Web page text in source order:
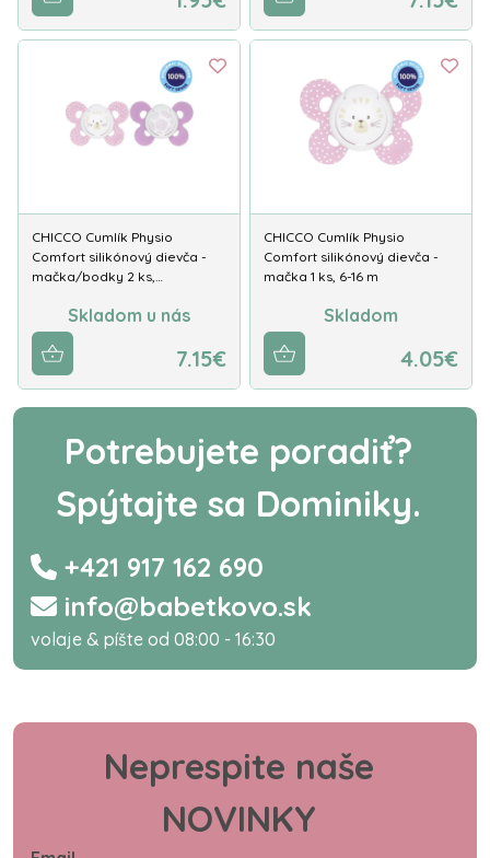
CHICCO Cumlík Physio
Comfort silikónový dievča -
mačka/bodky 2 ks,…
Skladom u nás
7.15€
CHICCO Cumlík Physio
Comfort silikónový dievča -
mačka 1 ks, 6-16 m
Skladom
4.05€
Potrebujete poradiť?
Spýtajte sa Dominiky.
+421 917 162 690
info@babetkovo.sk
volaje & píšte od 08:00 - 16:30
Neprespite naše
NOVINKY